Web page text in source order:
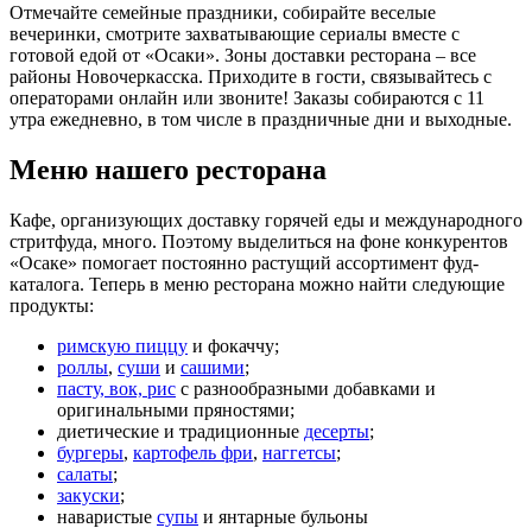
Отмечайте семейные праздники, собирайте веселые
вечеринки, смотрите захватывающие сериалы вместе с
готовой едой от «Осаки». Зоны доставки ресторана – все
районы Новочеркасска. Приходите в гости, связывайтесь с
операторами онлайн или звоните! Заказы собираются с 11
утра ежедневно, в том числе в праздничные дни и выходные.
Меню нашего ресторана
Кафе, организующих доставку горячей еды и международного
стритфуда, много. Поэтому выделиться на фоне конкурентов
«Осаке» помогает постоянно растущий ассортимент фуд-
каталога. Теперь в меню ресторана можно найти следующие
продукты:
римскую пиццу и фокаччу;
роллы, суши и сашими;
пасту, вок, рис с разнообразными добавками и
оригинальными пряностями;
диетические и традиционные десерты;
бургеры, картофель фри, наггетсы;
салаты;
закуски;
наваристые супы и янтарные бульоны